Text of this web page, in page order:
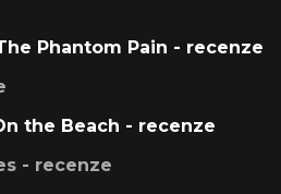
Phantom Pain - recenze
the Beach - recenze
- recenze